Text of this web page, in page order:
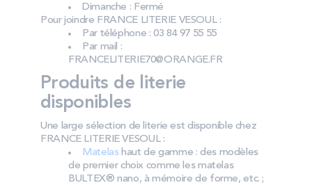
Dimanche : Fermé
Pour joindre FRANCE LITERIE VESOUL :
Par téléphone : 03 84 97 55 55
Par mail :
FRANCELITERIE70@ORANGE.FR
Produits de literie
disponibles
Une large sélection de literie est disponible chez
FRANCE LITERIE VESOUL :
Matelashaut de gamme : des modèles
de premier choix comme les matelas
BULTEX® nano, à mémoire de forme, etc. ;